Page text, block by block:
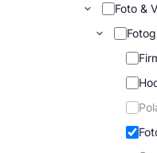
Foto &